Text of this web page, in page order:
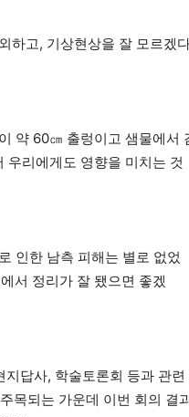
하고, 기상현상을 잘 모르겠
약 60㎝ 출렁이고 샘물에서
우리에게도 영향을 미치는 것
인한 남측 피해는 별로 없었
서 정리가 잘 됐으면 좋겠
답사, 학술토론회 등과 관련
목되는 가운데 이번 회의 결